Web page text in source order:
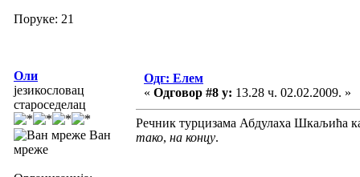
Поруке: 21
Оли
језикословац
староседелац
Ван
мреже
Одг: Елем
« Одговор #8 у: 13.28 ч. 02.02.2009. »
Речник турцизама Абдулаха Шкаљића
тако, на концу.